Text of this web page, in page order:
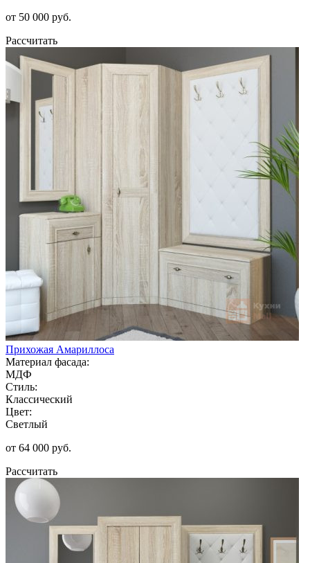
от 50 000 руб.
Рассчитать
Прихожая Амариллоса
Материал фасада:
МДФ
Стиль:
Классический
Цвет:
Светлый
от 64 000 руб.
Рассчитать